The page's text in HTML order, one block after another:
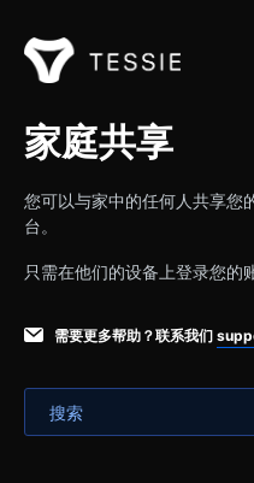
联
家庭共享
您可以与家中的任何人共享您
台。
只需在他们的设备上登录您的
需要更多帮助？联系我们